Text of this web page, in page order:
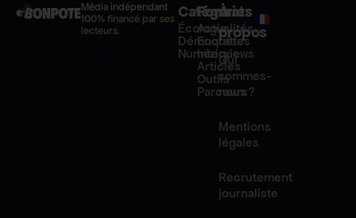
Média indépendant
100% financé par ses
lecteurs.
Catégories
Écologie
Démocratie
Numérique
Formats
Actualités
Enquêtes
Interviews
Articles
Outils
Parcours
À
propos
Qui
sommes-
nous ?
Mentions
légales
Recrutement
journaliste